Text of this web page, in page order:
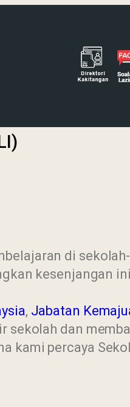
di
kesenjangan
, Jabatan
sekolah dan
kami percaya